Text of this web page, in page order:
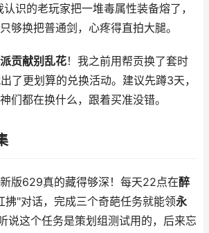
识的老玩家把一堆毒属性装备熔了，
够换把普通剑，心疼得直拍大腿。
贡献别乱花！我之前用帮贡换了套时
了更划算的兑换活动。建议先蹲3天，
们都在换什么，跟着买准没错。
版629真的藏得够深！每天22点在醉
拂"对话，完成三个奇葩任务就能领永
说这个任务是策划组测试用的，后来忘